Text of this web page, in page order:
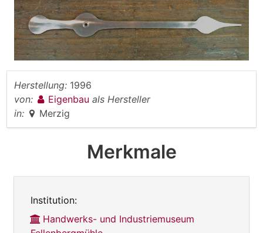
Herstellung: 1996
von:
Eigenbau als Hersteller
in:
Merzig
Merkmale
Institution:
Handwerks- und Industriemuseum